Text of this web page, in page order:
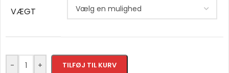
VÆGT
- + TILFØJ TIL KURV